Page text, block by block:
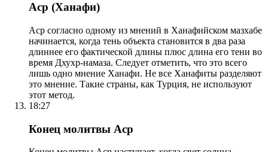
Аср (Ханафи)
Аср согласно одному из мнений в Ханафийском мазхабе
начинается, когда тень объекта становится в два раза
длиннее его фактической длины плюс длина его тени во
время Дхухр-намаза. Следует отметить, что это всего
лишь одно мнение Ханафи. Не все Ханафиты разделяют
это мнение. Такие страны, как Турция, не используют
этот метод.
18:27
Конец молитвы Аср